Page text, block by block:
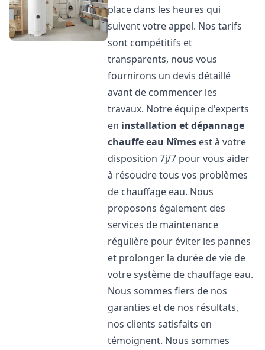
place dans les heures qui
suivent votre appel. Nos tarifs
sont compétitifs et
transparents, nous vous
fournirons un devis détaillé
avant de commencer les
travaux. Notre équipe d'experts
en installation et dépannage
chauffe eau Nîmes est à votre
disposition 7j/7 pour vous aider
à résoudre tous vos problèmes
de chauffage eau. Nous
proposons également des
services de maintenance
régulière pour éviter les pannes
et prolonger la durée de vie de
votre système de chauffage eau.
Nous sommes fiers de nos
garanties et de nos résultats,
nos clients satisfaits en
témoignent. Nous sommes